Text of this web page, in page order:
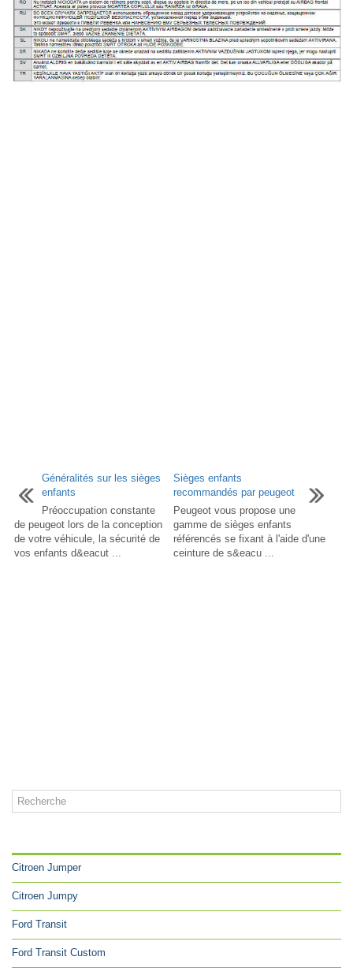
Généralités sur les sièges
enfants
Préoccupation constante
de peugeot lors de la conception
de votre véhicule, la sécurité de
vos enfants d&eacut ...
Sièges enfants
recommandés par peugeot
Peugeot vous propose une
gamme de sièges enfants
référencés se fixant à l'aide d'une
ceinture de s&eacu ...
Citroen Jumper
Citroen Jumpy
Ford Transit
Ford Transit Custom